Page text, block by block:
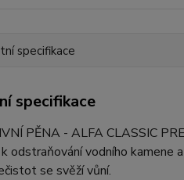
specifikace
specifikace
PĚNA - ALFA CLASSIC
odstraňování vodního kamene
se svěží vůní.